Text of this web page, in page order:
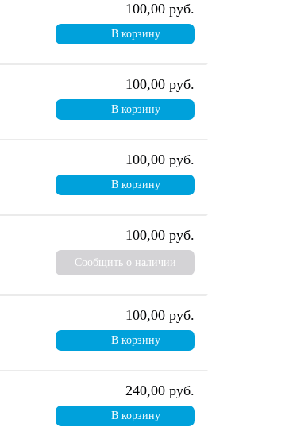
100,00 руб.
В корзину
100,00 руб.
В корзину
100,00 руб.
В корзину
100,00 руб.
Сообщить о наличии
100,00 руб.
В корзину
240,00 руб.
В корзину